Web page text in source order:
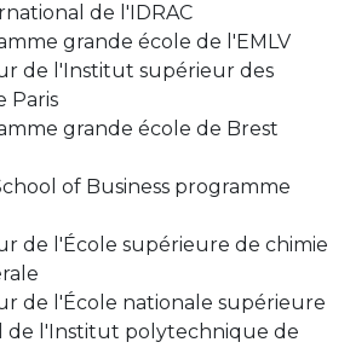
de l'IDRAC
grande école de l'EMLV
de l'Institut supérieur des
Paris
grande école de Brest
of Business programme
de l'École supérieure de chimie
de l'École nationale supérieure
de l'Institut polytechnique de